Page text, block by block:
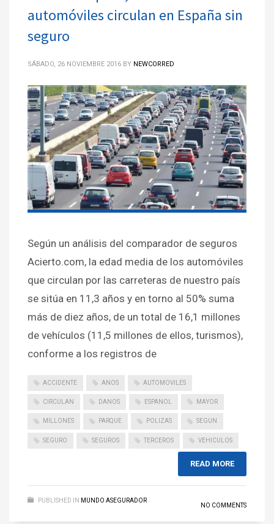
automóviles circulan en España sin
seguro
SÁBADO, 26 NOVIEMBRE 2016 BY NEWCORRED
Según un análisis del comparador de seguros
Acierto.com, la edad media de los automóviles
que circulan por las carreteras de nuestro país
se sitúa en 11,3 años y en torno al 50% suma
más de diez años, de un total de 16,1 millones
de vehículos (11,5 millones de ellos, turismos),
conforme a los registros de
ACCIDENTE ANOS AUTOMOVILES
CIRCULAN DANOS ESPANOL MAYOR
MILLONES PARQUE POLIZAS SEGUN
SEGURO SEGUROS TERCEROS VEHICULOS
READ MORE
PUBLISHED IN MUNDO ASEGURADOR
NO COMMENTS